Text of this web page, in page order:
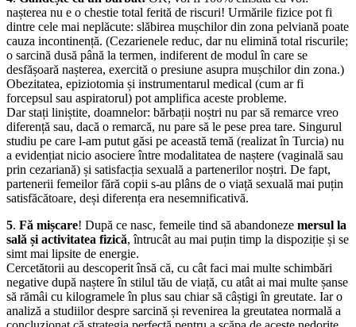
nașterea nu e o chestie total ferită de riscuri! Urmările fizice pot fi
dintre cele mai ne­plăcute: slăbirea mușchilor din zona pelviană poate
cauza incontinență. (Cezarienele reduc, dar nu elimină total riscurile;
o sarcină dusă până la termen, indiferent de modul în care se
desfășoară nașterea, exercită o presiune asupra mușchilor din zona.)
Obezitatea, epiziotomia și instrumentarul medical (cum ar fi
forcepsul sau aspiratorul) pot amplifica aceste probleme.
Dar stați liniștite, doamnelor: bărbații noștri nu par să remarce vreo
diferență sau, dacă o remarcă, nu pare să le pese prea tare. Singurul
studiu pe care l-am putut găsi pe această temă (realizat în Turcia) nu
a evidențiat nicio asociere între modalitatea de naștere (vaginală sau
prin cezariană) și satisfacția sexuală a partenerilor noștri. De fapt,
partenerii femeilor fără copii s-au plâns de o viață sexuală mai puțin
satisfăcătoare, deși diferența era nesemnificativă.
5. Fă mișcare! După ce nasc, femeile tind să abandoneze mersul la
sală și activitatea fizică, întrucât au mai puțin timp la dispoziție și se
simt mai lipsite de energie.
Cercetătorii au desco­perit însă că, cu cât faci mai multe schimbări
negative după naștere în stilul tău de viață, cu atât ai mai multe șanse
să rămâi cu kilogramele în plus sau chiar să câștigi în greutate. Iar o
analiză a studiilor despre sarcină și revenirea la greutatea normală a